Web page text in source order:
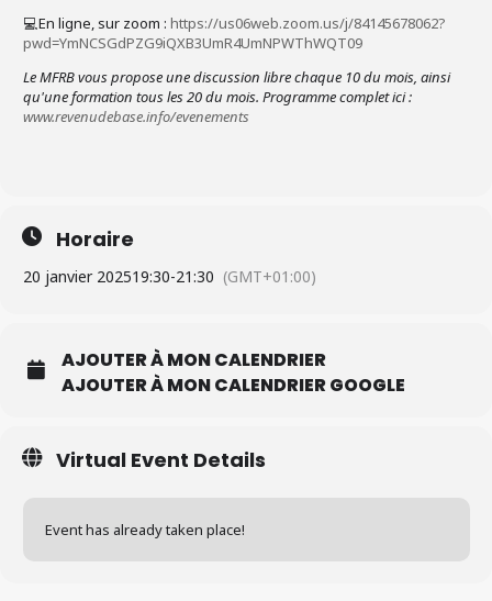
💻 En ligne, sur zoom : https://us06web.zoom.us/j/84145678062?
pwd=YmNCSGdPZG9iQXB3UmR4UmNPWThWQT09
Le MFRB vous propose une discussion libre chaque 10 du mois, ainsi
qu'une formation tous les 20 du mois. Programme complet ici :
www.revenudebase.info/evenements
Horaire
20 janvier 202519:30-21:30 (GMT+01:00)
AJOUTER À MON CALENDRIER
AJOUTER À MON CALENDRIER GOOGLE
Virtual Event Details
Event has already taken place!